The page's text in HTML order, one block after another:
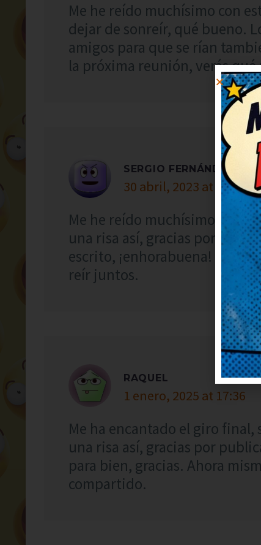
Me he reído muchísimo con
dejar de sonreír, qué bueno.
amigos para que se rían
la próxima reunión, verás qué
SERGIO FERNÁNDEZ
30 abril, 2023 at 17:17
Me he reído muchísimo con
una risa así, gracias por
escrito, ¡enhorabuena!
reír juntos.
RAQUEL
1 enero, 2025 at 17:36
Me ha encantado el giro
una risa así, gracias por
para bien, gracias. Ahora
compartido.